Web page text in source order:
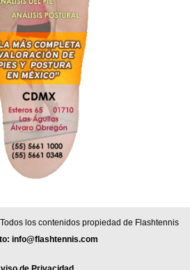
los contenidos propiedad de Flashtennis
info@flashtennis.com